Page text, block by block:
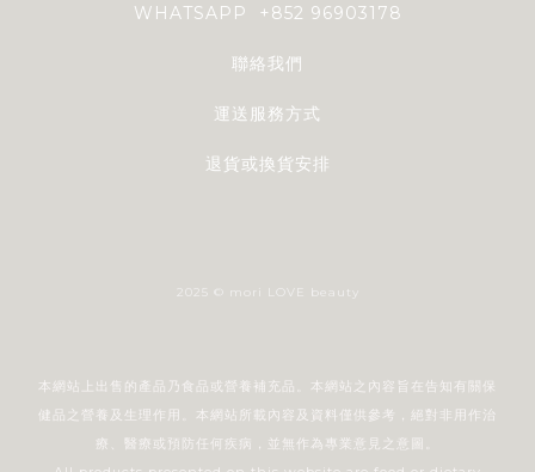
WHATSAPP +852 96903178
聯絡我們
運送服務方式
退貨或換貨安排
2025 © mori LOVE beauty
本網站上出售的產品乃食品或營養補充品。本網站之內容旨在告知有關保
健品之營養及生理作用。本網站所載內容及資料僅供參考，絕對非用作治
療、醫療或預防任何疾病，並無作為專業意見之意圖。